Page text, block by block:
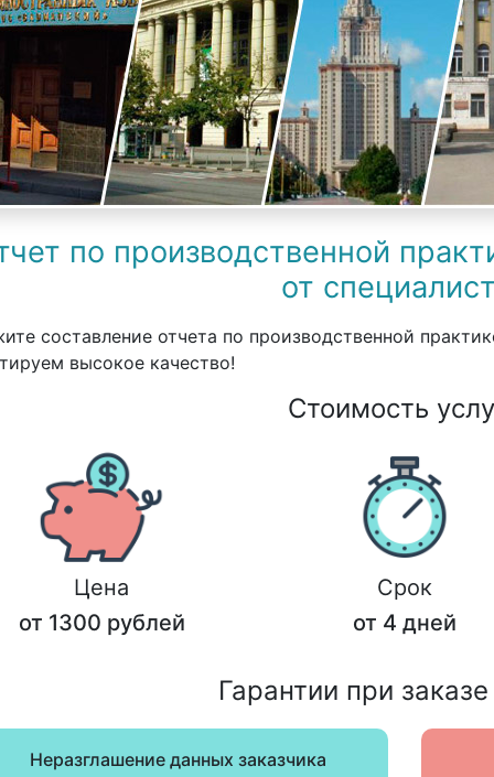
по производственной
от
составление отчета по производственной
высокое качество!
Стоимость
Цена
от 1300 рублей
Срок
от 4 дней
Гарантии при
Неразглашение данных заказчика